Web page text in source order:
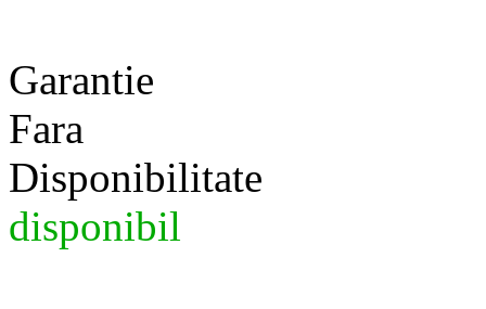
Garantie
Fara
Disponibilitate
disponibil